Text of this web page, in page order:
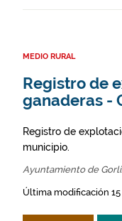
MEDIO RURAL
Registro de
ganaderas -
Registro de
municipio.
Ayuntamiento de
Última modificación